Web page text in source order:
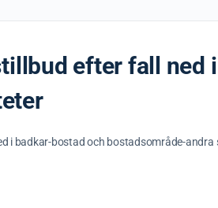
efter fall ned
i badkar-bostad och bostadsområde-